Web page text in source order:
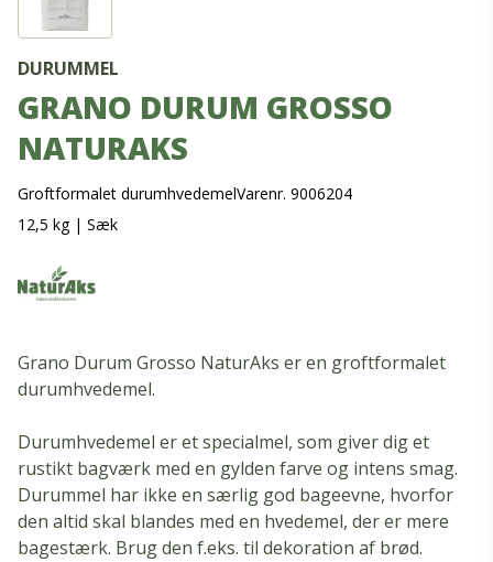
DURUMMEL
GRANO DURUM GROSSO
NATURAKS
Groftformalet durumhvedemelVarenr. 9006204
12,5 kg | Sæk
Grano Durum Grosso NaturAks er en groftformalet
durumhvedemel.
Durumhvedemel er et specialmel, som giver dig et
rustikt bagværk med en gylden farve og intens smag.
Durummel har ikke en særlig god bageevne, hvorfor
den altid skal blandes med en hvedemel, der er mere
bagestærk. Brug den f.eks. til dekoration af brød.